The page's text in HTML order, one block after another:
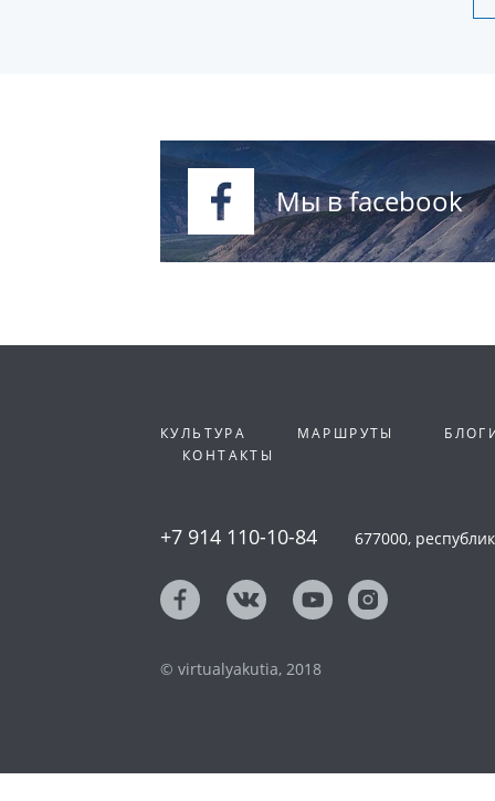
Мы в facebook
КУЛЬТУРА МАРШРУТЫ
КОНТАКТЫ
+7 914 110-10-84 677000,
© virtualyakutia, 2018